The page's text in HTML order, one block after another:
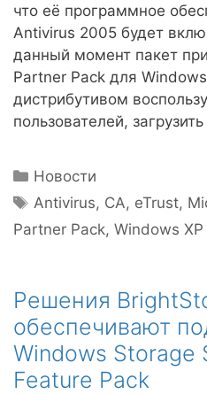
что её программное
Antivirus 2005 будет
данный момент пакет
Partner Pack для
дистрибутивом
пользователей,
Рубрики
Новости
Метки
Antivirus, CA, eTrust,
Partner Pack, Windows XP
Решения
обеспечивают
Windows Storage
Feature Pack